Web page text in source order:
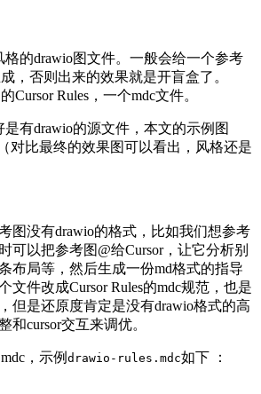
的drawio图文件。一般会给一个参考
，否则出来的效果就是开盲盒了。
Cursor Rules，一个mdc文件。
有drawio的源文件，本文的示例图
对比最终的效果图可以看出，风格还是
图没有drawio的格式，比如我们想参考
可以把参考图@给Cursor，让它分析别
布局等，然后生成一份md格式的指导
文件改成Cursor Rules的mdc规范，也是
但是还原度肯定是没有drawio格式的高
和cursor交互来调优。
，示例 drawio-rules.mdc如下 ：